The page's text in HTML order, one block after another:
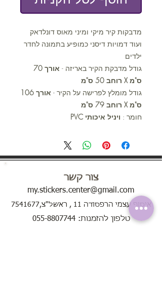
מדבקות קיר מיקי ומיני מאוס דונלדאק
ועוד דמויות דיסני כמופיע בתמונה לחדר
ילדים
גודל מדבקת הקיר באריזה -
אורך 70
ס"מ X רוחב 50 ס"מ
גודל מומלץ לפרישה על הקיר -
אורך 106
ס"מ X רוחב 79 ס"מ
חומר : ויניל איכותי PVC
צור קשר
my.stickers.center@gmail.com
טלפון להזמנות: 055-8807744
איסוף עצמי הרפסודה 11 , ראשל"צ,7541677